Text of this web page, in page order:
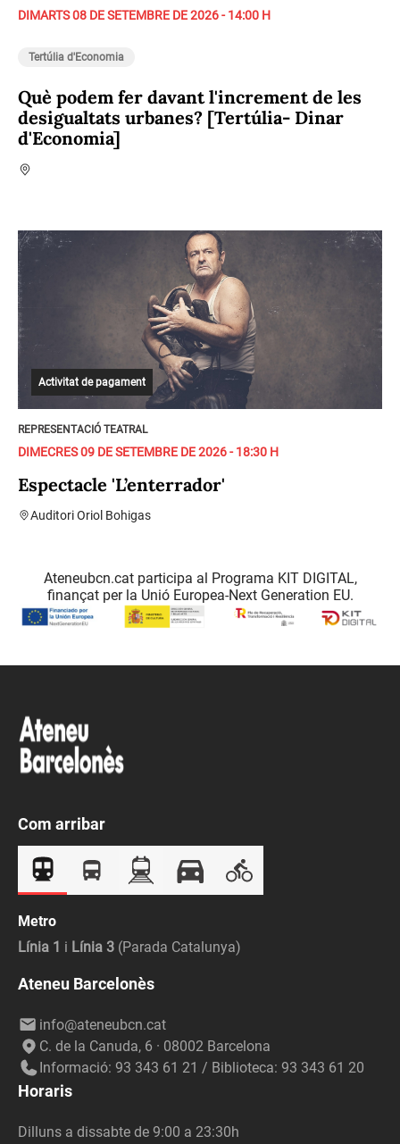
DIMARTS 08 DE SETEMBRE DE 2026 - 14:00 H
Tertúlia d'Economia
Què podem fer davant l'increment de les
desigualtats urbanes? [Tertúlia- Dinar
d'Economia]
Activitat de pagament
REPRESENTACIÓ TEATRAL
DIMECRES 09 DE SETEMBRE DE 2026 - 18:30 H
Espectacle 'L’enterrador'
Auditori Oriol Bohigas
Ateneubcn.cat participa al Programa KIT DIGITAL,
finançat per la Unió Europea-Next Generation EU.
Com arribar
Metro
Línia 1 i Línia 3 (Parada Catalunya)
Ateneu Barcelonès
info@ateneubcn.cat
C. de la Canuda, 6 · 08002 Barcelona
Informació: 93 343 61 21 / Biblioteca: 93 343 61 20
Horaris
Dilluns a dissabte de 9:00 a 23:30h